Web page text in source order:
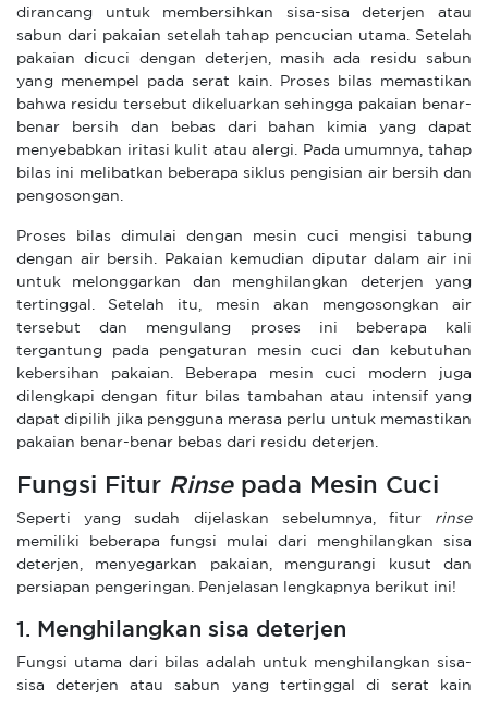
dirancang untuk membersihkan sisa-sisa deterjen atau
sabun dari pakaian setelah tahap pencucian utama. Setelah
pakaian dicuci dengan deterjen, masih ada residu sabun
yang menempel pada serat kain. Proses bilas memastikan
bahwa residu tersebut dikeluarkan sehingga pakaian benar-
benar bersih dan bebas dari bahan kimia yang dapat
menyebabkan iritasi kulit atau alergi. Pada umumnya, tahap
bilas ini melibatkan beberapa siklus pengisian air bersih dan
pengosongan.
Proses bilas dimulai dengan mesin cuci mengisi tabung
dengan air bersih. Pakaian kemudian diputar dalam air ini
untuk melonggarkan dan menghilangkan deterjen yang
tertinggal. Setelah itu, mesin akan mengosongkan air
tersebut dan mengulang proses ini beberapa kali
tergantung pada pengaturan mesin cuci dan kebutuhan
kebersihan pakaian. Beberapa mesin cuci modern juga
dilengkapi dengan fitur bilas tambahan atau intensif yang
dapat dipilih jika pengguna merasa perlu untuk memastikan
pakaian benar-benar bebas dari residu deterjen.
Fungsi Fitur Rinsepada Mesin Cuci
Seperti yang sudah dijelaskan sebelumnya, fitur rinse
memiliki beberapa fungsi mulai dari menghilangkan sisa
deterjen, menyegarkan pakaian, mengurangi kusut dan
persiapan pengeringan. Penjelasan lengkapnya berikut ini!
1. Menghilangkan sisa deterjen
Fungsi utama dari bilas adalah untuk menghilangkan sisa-
sisa deterjen atau sabun yang tertinggal di serat kain